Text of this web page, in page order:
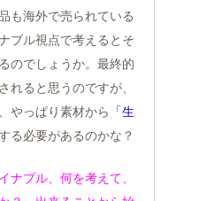
も海外で売られている
ブル視点で考えるとそ
のでしょうか。最終的
れると思うのですが、
やっぱり素材から
「生
る必要があるのかな？
ナブル、何を考えて、